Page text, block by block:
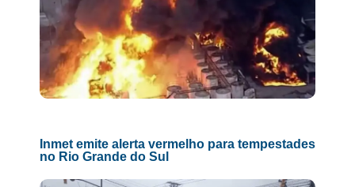
Inmet emite alerta vermelho para tempestades
no Rio Grande do Sul